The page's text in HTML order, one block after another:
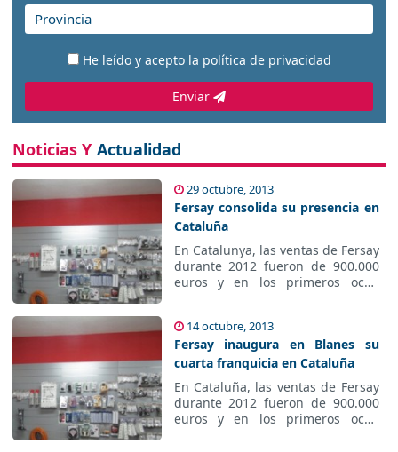
He leído y acepto la política de privacidad
Enviar
Noticias Y Actualidad
29 octubre, 2013
Fersay consolida su presencia en
Cataluña
En Catalunya, las ventas de
Fersay durante 2012 fueron de
900.000 euros y en los primeros
se verá superado gracias a la
apertura de este nuevo punto de
venta.
14 octubre, 2013
Fersay inaugura en Blanes su
cuarta franquicia en Cataluña
En Cataluña, las ventas de Fersay
durante 2012 fueron de 900.000
euros y en los primeros ocho